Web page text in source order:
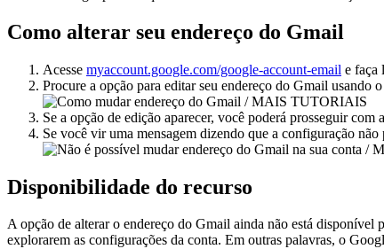
Como alterar seu endereço do Gmail
Acesse myaccount.google.com/google-account-email e faça
Procure a opção para editar seu endereço do Gmail usando
Se a opção de edição aparecer, você poderá prosseguir com
Se você vir uma mensagem dizendo que a configuração
Disponibilidade do recurso
A opção de alterar o endereço do Gmail ainda não está disponível
explorarem as configurações da conta. Em outras palavras, o